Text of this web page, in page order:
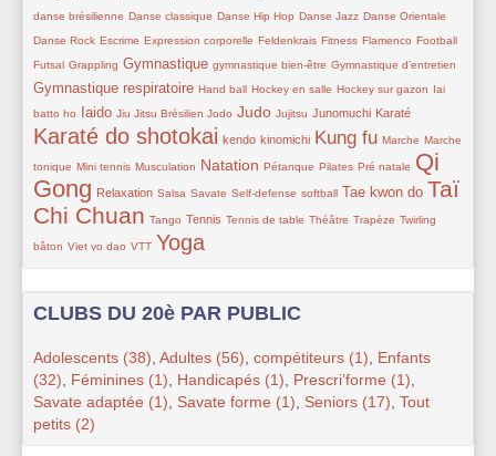
danse brésilienne
29/259 Danse classique
21/259 Danse Hip Hop
10/259 Danse Jazz
10/259 Danse Orientale
10/259
Danse Rock
11/259 Escrime
29/259 Expression corporelle
22/259 Feldenkrais
17/259 Fitness
10/259 Flamenco
42/259 Football
11/259
Futsal
11/259Grappling
110/259 Gymnastique
10/259 gymnastique bien-être
29/259 Gymnastique d’entretien
115/259
Gymnastique respiratoire
31/259 Hand ball
10/259 Hockey en salle
10/259 Hockey sur gazon
10/259
Iai
batto ho
106/259Iaido
11/259 Jiu Jitsu Brésilien
10/259 Jodo
121/259 Judo
34/259 Jujitsu
70/259 Junomuchi
70/259 Karaté
223/259
Karaté do shotokai
70/259 kendo
70/259 kinomichi
178/259 Kung fu
23/259 Marche
10/259 Marche
tonique
33/259Mini tennis
16/259 Musculation
131/259 Natation
48/259 Pétanque
21/259 Pilates
11/259 Pré natale
259/259
Qi
Gong
67/259 Relaxation
10/259 Salsa
11/259 Savate
11/259 Self-defense
41/259 softball
112/259 Tae kwon do
237/259
Taï
Chi Chuan
10/259 Tango
87/259 Tennis
24/259 Tennis de table
29/259 Théâtre
11/259 Trapèze
24/259 Twirling
bâton
36/259Viet vo dao
23/259 VTT
215/259 Yoga
CLUBS DU 20è PAR PUBLIC
Adolescents (38) Adultes (56) compétiteurs (1)
Enfants
(32)
Féminines (1) Handicapés (1) Prescri’forme (1)
Savate adaptée (1)
Savate forme (1) Seniors (17) Tout
petits (2)